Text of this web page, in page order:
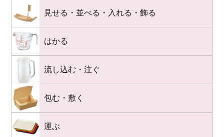
見せる・並べる・入れる・飾る
はかる
流し込む・注ぐ
包む・敷く
運ぶ